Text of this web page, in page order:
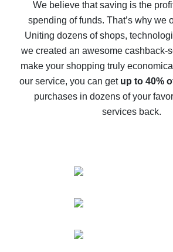
10% cash back on AliExpress -
possible
The best cash back on
The best cash back service for
compare offers
We believe that saving is the
spending of funds. That’s why we
Uniting dozens of shops,
we created an awesome cashback-
make your shopping truly
our service, you can get up to 40%
purchases in dozens of your
services back.